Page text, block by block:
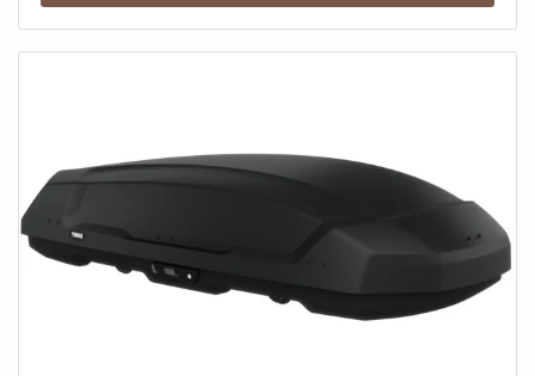
étendue, incluant de nouvelles options profil abaissé. Il
Notre nouveau coffre de toit combine un design moderne
et une grande praticité, rendant votre expérience plus
facile. En plus de son apparence élégante et actuelle qui
valorise votre véhicule, il offre des fonctionnalités
améliorées, telles qu'un mécanisme de verrouillage intuitif
et une ouverture des deux côtés, actionnable d'une seule
main, pour une utilisation pratique sans compromis sur la